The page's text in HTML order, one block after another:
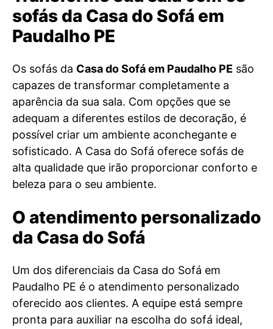
sofás da Casa do Sofá em
Paudalho PE
Os sofás da Casa do Sofá em Paudalho PE são
capazes de transformar completamente a
aparência da sua sala. Com opções que se
adequam a diferentes estilos de decoração, é
possível criar um ambiente aconchegante e
sofisticado. A Casa do Sofá oferece sofás de
alta qualidade que irão proporcionar conforto e
beleza para o seu ambiente.
O atendimento personalizado
da Casa do Sofá
Um dos diferenciais da Casa do Sofá em
Paudalho PE é o atendimento personalizado
oferecido aos clientes. A equipe está sempre
pronta para auxiliar na escolha do sofá ideal,